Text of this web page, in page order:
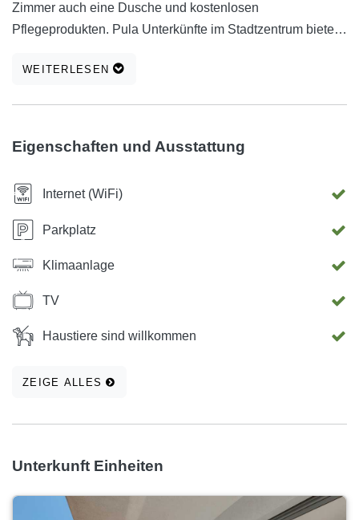
Zimmer auch eine Dusche und kostenlosen
Pflegeprodukten. Pula Unterkünfte im Stadtzentrum bietet
Ausflügen und Tagesausflüge zu fragen. Das
entfernt. Der nächstgelegene Flughafen ist Pula Flughafen,
9 km vom Haus entfernt. Der Shuttle-Service und
Flughafentransfer kann gegen Aufpreis organisiert werden.
WEITERLESEN
Eigenschaften und Ausstattung
Internet (WiFi)
Parkplatz
Klimaanlage
TV
Haustiere sind willkommen
ZEIGE ALLES
Unterkunft Einheiten